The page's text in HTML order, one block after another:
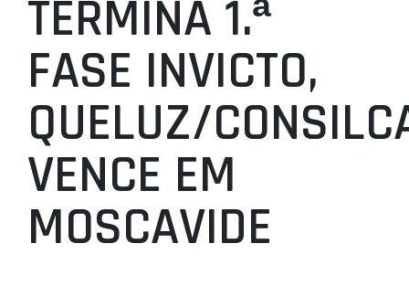
ASSOCIAÇÕES
CLUBES
AGENTES
AGENDA
SELEÇÕES
MINIBASQUETE
ÁREA TÉCNICA
PROJETOS
TERMINA 1.ª
FASE INVICTO,
QUELUZ/
VENCE EM
MOSCAVIDE